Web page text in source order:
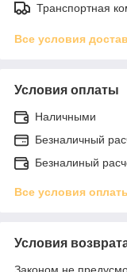
Транспортная
Все условия
Условия оплаты
Наличными
Безналичный
Безналиный
Все условия
Условия
Законом не